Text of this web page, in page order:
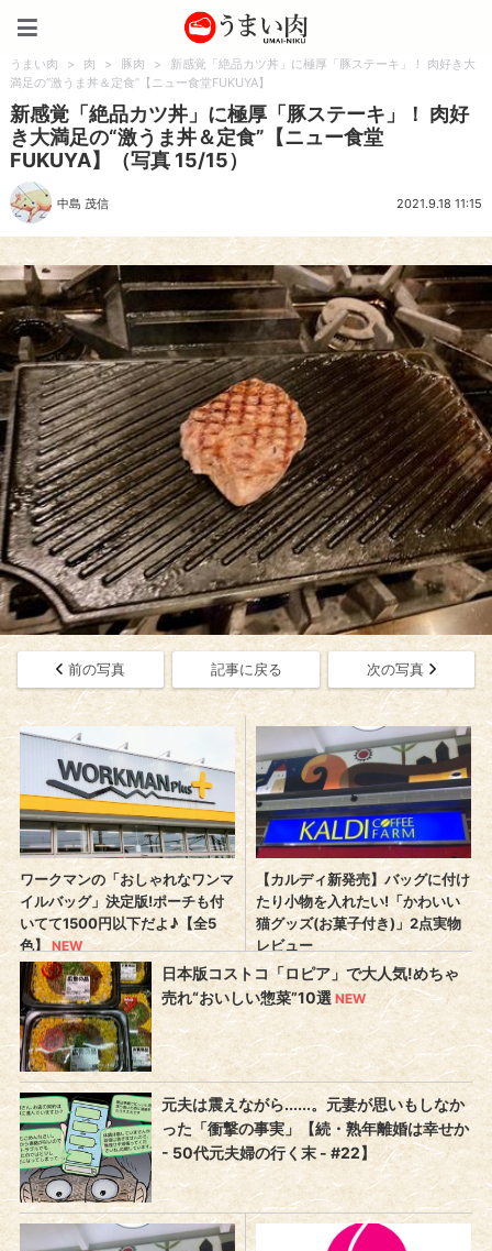
うまい肉 > 肉 > 豚肉 >
新感覚「絶品カツ丼」に極厚「豚ステーキ」！ 肉好き大
満足の“激うま丼＆定食”【ニュー食堂FUKUYA】
新感覚「絶品カツ丼」に極厚「豚ステーキ」！ 肉好
き大満足の“激うま丼＆定食”【ニュー食堂
FUKUYA】（写真 15/15）
中島 茂信 2021.9.18 11:15
前の写真 記事に戻る 次の写真